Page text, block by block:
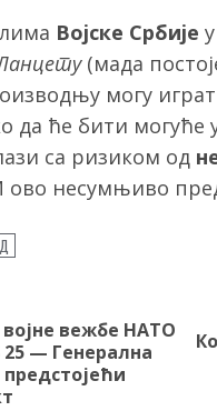
Војске Србије
(мада
могу
да ће бити могуће
са ризиком од
ово несумњиво
вежбе НАТО
25 — Генерална
предстојећи